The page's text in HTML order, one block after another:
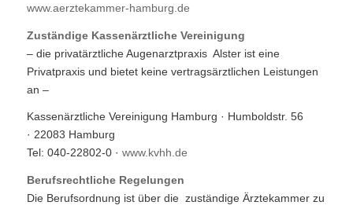
www.aerztekammer-hamburg.de
Zuständige Kassenärztliche Vereinigung
– die privatärztliche Augenarztpraxis Alster ist eine
Privatpraxis und bietet keine vertragsärztlichen Leistungen
an –
Kassenärztliche Vereinigung Hamburg · Humboldstr. 56
· 22083 Hamburg
Tel: 040-22802-0 · www.kvhh.de
Berufsrechtliche Regelungen
Die Berufsordnung ist über die zuständige Ärztekammer zu